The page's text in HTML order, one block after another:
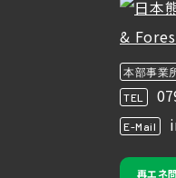
本部事業
TEL
E-Mail
再エネ